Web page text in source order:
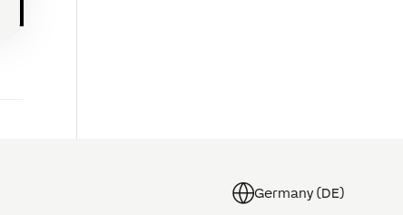
Germany (DE)